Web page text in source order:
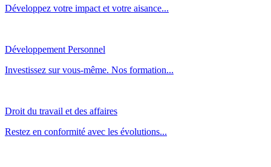
Développez votre impact et votre aisance...
Développement Personnel
Investissez sur vous-même. Nos formation...
Droit du travail et des affaires
Restez en conformité avec les évolutions...